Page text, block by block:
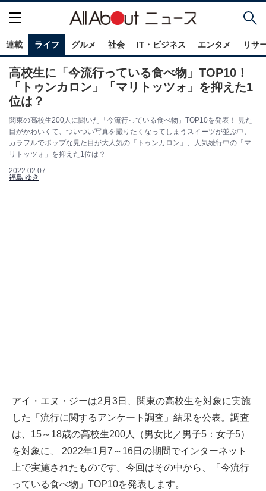
連載 ライフ グルメ 社会 IT・ビジネス エンタメ リサ
高校生に「今流行っている食べ物」TOP10！
「トゥンカロン」「マリトッツォ」を抑えた1
位は？
関東の高校生200人に聞いた「今流行っている食べ物」TOP10を発表！ 見た
目がかわいくて、ついつい写真を撮りたくなってしまうスイーツが並ぶ中、
カラフルでポップな見た目が大人気の「トゥンカロン」、人気続行中の「マ
リトッツォ」を抑えた1位は？
2022.02.07
福島 ゆき
アイ・エヌ・ジーは2月3日、関東の高校生を対象に実施
した「流行に関するアンケート調査」結果を公表。調査
は、15～18歳の高校生200人（男女比／男子5：女子5）
を対象に、 2022年1月7～16日の期間でインターネット
上で実施されたものです。今回はその中から、「今流行
っている食べ物」TOP10を発表します。